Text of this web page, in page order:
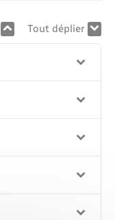
Tout déplier